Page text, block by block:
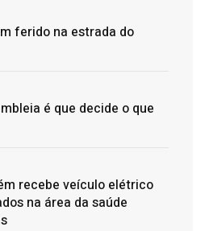
ferido na estrada do
é que decide o que
recebe veículo elétrico
na área da saúde